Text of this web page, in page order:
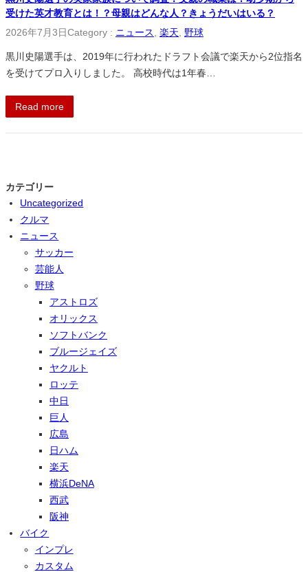
受けた英才教育とは！？母親はどんな人？きょうだいはいる？
2026年7月3日Category : ニュース 楽天 野球
黒川史陽選手は、2019年に行われたドラフト会議で楽天から2位指名
を受けてプロ入りしました。 高校時代は1年春…
Read more
カテゴリー
Uncategorized
クルマ
ニュース
サッカー
芸能人
野球
アストロズ
オリックス
ソフトバンク
ブルージェイズ
ヤクルト
ロッテ
中日
巨人
広島
日ハム
楽天
横浜DeNA
西武
阪神
バイク
インプレ
カスタム